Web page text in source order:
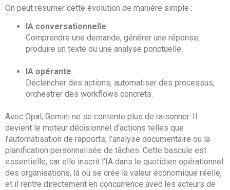
On peut résumer cette évolution de manière simple :
IA conversationnelle
Comprendre une demande, générer une réponse,
produire un texte ou une analyse ponctuelle.
IA opérante
Déclencher des actions, automatiser des processus,
orchestrer des workflows concrets.
Avec Opal, Gemini ne se contente plus de raisonner. Il
devient le moteur décisionnel d’actions telles que
l’automatisation de rapports, l’analyse documentaire ou la
planification personnalisée de tâches. Cette bascule est
essentielle, car elle inscrit l’IA dans le quotidien opérationnel
des organisations, là où se crée la valeur économique réelle,
et il rentre directement en concurrence avec les acteurs de